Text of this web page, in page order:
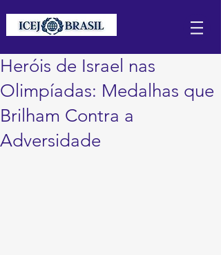
Heróis de Israel nas
Olimpíadas: Medalhas que
Brilham Contra a
Adversidade